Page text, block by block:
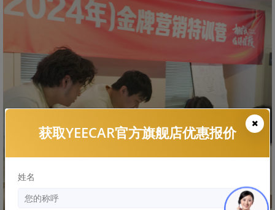
获取YEECAR官方旗舰店优惠报价
姓名